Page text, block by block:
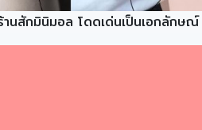
านสักมินิมอล โดดเด่นเป็นเอกลัก